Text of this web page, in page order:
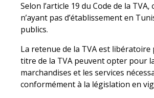
Selon l’article 19 du Code de la
n’ayant pas d’établissement en
publics.
La retenue de la TVA est
titre de la TVA peuvent opter pour
marchandises et les services
conformément à la législation en